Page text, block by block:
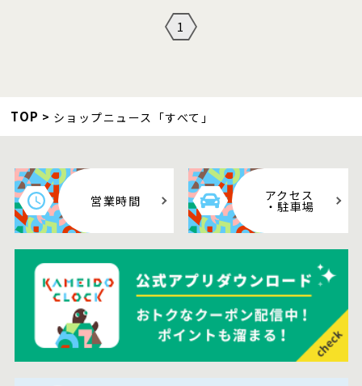
1
TOP ショップニュース「すべて」
営業時間 アクセス
・駐車場